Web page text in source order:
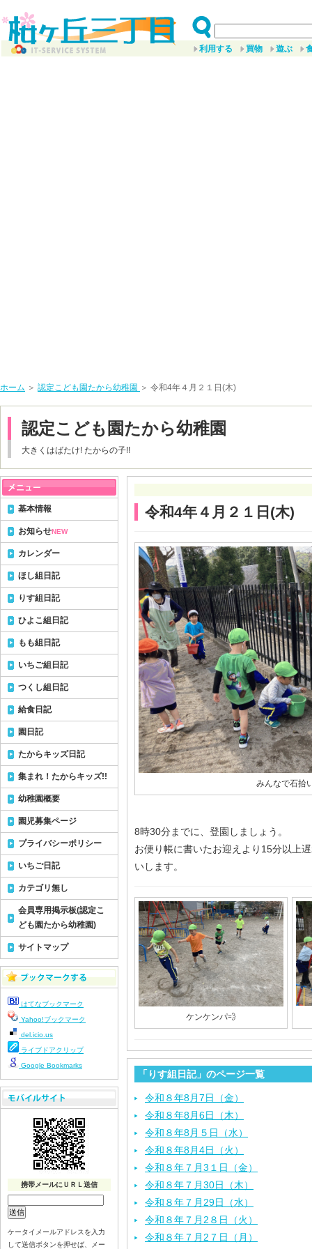
利用する 買物 遊ぶ
ホーム ＞ 認定こども園たから幼稚園 ＞ 令和4年４月２１日(木)
認定こども園たから幼稚園
大きくはばたけ! たからの子!!
令和4年４月２１日(木)
みんなで石拾
8時30分までに、登園しましょう。
お便り帳に書いたお迎えより15分以上
いします。
ケンケンパ💨
「りす組日記」のページ一覧
令和８年8月7日（金）
令和８年8月6日（木）
令和８年8月５日（水）
令和８年8月4日（火）
令和８年７月3１日（金）
令和８年７月30日（木）
令和８年７月29日（水）
令和８年７月2８日（火）
令和８年７月2７日（月）
基本情報
お知らせNEW
カレンダー
ほし組日記
りす組日記
ひよこ組日記
もも組日記
いちご組日記
つくし組日記
給食日記
園日記
たからキッズ日記
集まれ！たからキッズ!!
幼稚園概要
園児募集ページ
プライバシーポリシー
いちご日記
カテゴリ無し
会員専用掲示板(認定こ
ども園たから幼稚園)
サイトマップ
はてなブックマーク
Yahoo!ブックマーク
del.icio.us
ライブドアクリップ
Google Bookmarks
携帯メールにＵＲＬ送信
ケータイメールアドレスを入力
して送信ボタンを押せば、メー